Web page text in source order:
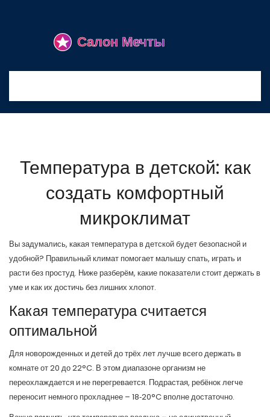
Температура в детской: как
создать комфортный
микроклимат
Вы задумались, какая температура в детской будет безопасной и
удобной? Правильный климат помогает малышу спать, играть и
расти без простуд. Ниже разберём, какие показатели стоит держать в
уме и как их достичь без лишних хлопот.
Какая температура считается
оптимальной
Для новорожденных и детей до трёх лет лучше всего держать в
комнате от 20 до 22°C. В этом диапазоне организм не
переохлаждается и не перегревается. Подрастая, ребёнок легче
переносит немного прохладнее – 18‑20°C вполне достаточно.